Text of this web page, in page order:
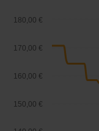
150,00 €
160,00 €
170,00 €
180,00 €